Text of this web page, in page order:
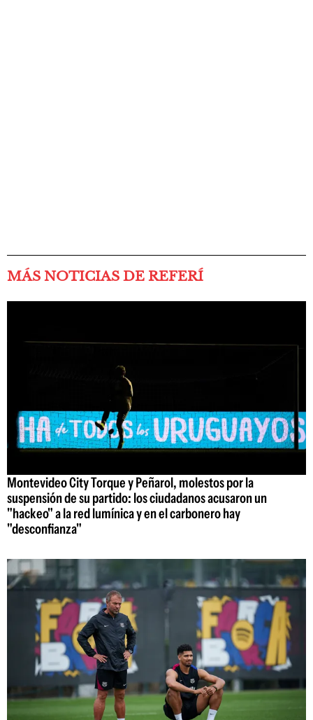
MÁS NOTICIAS DE REFERÍ
Montevideo City Torque y Peñarol, molestos por la
suspensión de su partido: los ciudadanos acusaron un
"hackeo" a la red lumínica y en el carbonero hay
"desconfianza"